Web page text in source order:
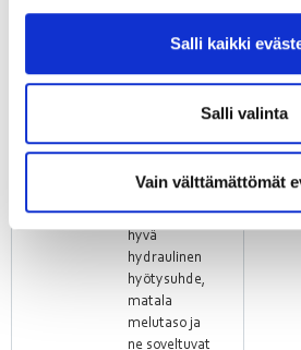
Salli kaikki
Salli valinta
Vain välttämättömät
Koska suurin
tapahtuu
juoksupyörässä,
ei yleensä
Keskipakopuhaltimilla
on erittäin
hyvä
hydraulinen
hyötysuhde,
matala
melutaso ja
ne soveltuvat